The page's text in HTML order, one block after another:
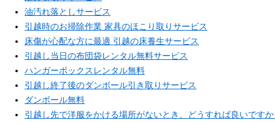
油汚れ落としサービス
引越時のお掃除作業 家具のほこり取りサービス
床傷が心配な方に最適 引越の床養生サービス
引越し当日の布団袋レンタル無料サービス
ハンガーボックスレンタル無料
引越し終了後のダンボール引き取りサービス
ダンボール無料
引越し先で洋服をかける場所がないとき、どうすれば良いです